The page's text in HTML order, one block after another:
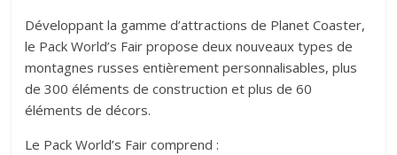
Développant la gamme d’attractions de Planet Coaster,
le Pack World’s Fair propose deux nouveaux types de
montagnes russes entièrement personnalisables, plus
de 300 éléments de construction et plus de 60
éléments de décors.
Le Pack World’s Fair comprend :